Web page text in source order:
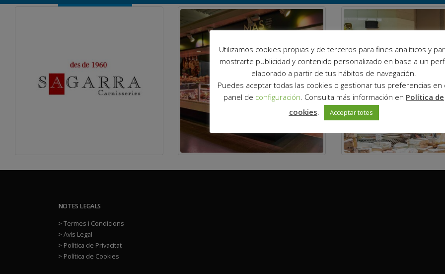
NOTES LEGALS
> Termes i Condicions
> Avís Legal
> Política de Privacitat
> Política de Cookies
Utilizamos cookies propias y de terceros para fines analíticos y
mostrarte publicidad y contenido personalizado en base a un
elaborado a partir de tus hábitos de navegación.
Puedes aceptar todas las cookies o gestionar tus preferencias en
panel de configuración. Consulta más información en Política de
cookies. Acceptar totes